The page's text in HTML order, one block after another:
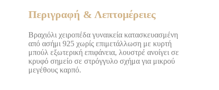
Περιγραφή & Λεπτομέρειες
Βραχιόλι χειροπέδα γυναικεία κατασκευασμένη
από ασήμι 925 χωρίς επιμετάλλωση με κυρτή
μπούλ εξωτερική επιφάνεια, λουστρέ ανοίγει σε
κρυφό σημείο σε στρόγγυλο σχήμα για μικρού
μεγέθους καρπό.